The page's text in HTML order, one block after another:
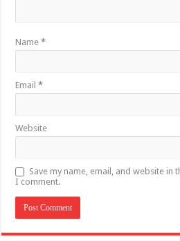
Name*
Email*
Website
Save my name, email, and website
I comment.